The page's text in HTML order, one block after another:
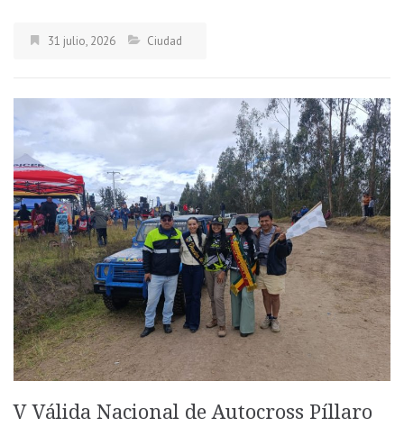
31 julio, 2026 Ciudad
V Válida Nacional de Autocross Píllaro